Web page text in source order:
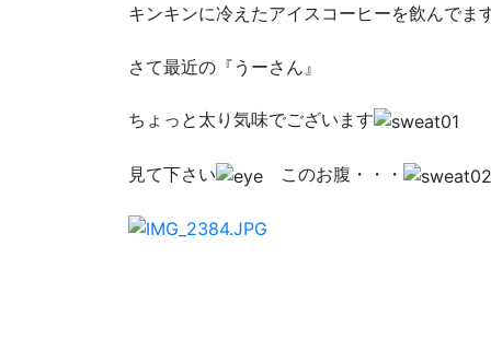
キンキンに冷えたアイスコーヒーを飲んでま
さて最近の『うーさん』
ちょっと太り気味でございます
見て下さい このお腹・・・